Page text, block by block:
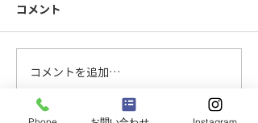
柱を大組中です
コメント
コメントを追加…